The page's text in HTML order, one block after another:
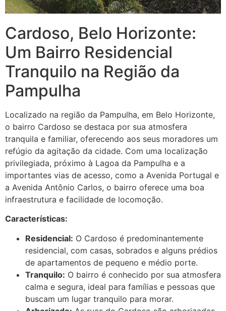
Cardoso, Belo Horizonte:
Um Bairro Residencial
Tranquilo na Região da
Pampulha
Localizado na região da Pampulha, em Belo Horizonte,
o bairro Cardoso se destaca por sua atmosfera
tranquila e familiar, oferecendo aos seus moradores um
refúgio da agitação da cidade. Com uma localização
privilegiada, próximo à Lagoa da Pampulha e a
importantes vias de acesso, como a Avenida Portugal e
a Avenida Antônio Carlos, o bairro oferece uma boa
infraestrutura e facilidade de locomoção.
Características:
Residencial: O Cardoso é predominantemente
residencial, com casas, sobrados e alguns prédios
de apartamentos de pequeno e médio porte.
Tranquilo: O bairro é conhecido por sua atmosfera
calma e segura, ideal para famílias e pessoas que
buscam um lugar tranquilo para morar.